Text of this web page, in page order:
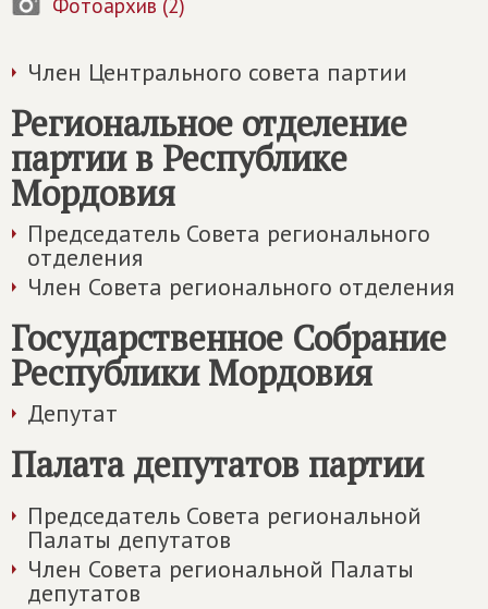
Фотоархив (2)
Член Центрального совета партии
Региональное отделение
партии в Республике
Мордовия
Председатель Совета регионального
отделения
Член Совета регионального отделения
Государственное Собрание
Республики Мордовия
Депутат
Палата депутатов партии
Председатель Совета региональной
Палаты депутатов
Член Совета региональной Палаты
депутатов